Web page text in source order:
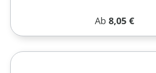
Regulärer Preis:
Ab 8,05 €